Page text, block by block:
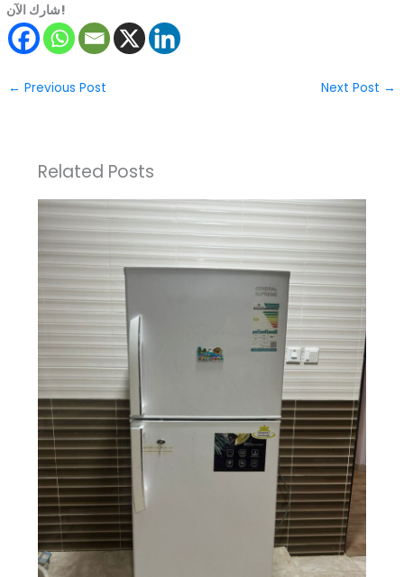
شارك الآن!
← Previous Post Next Post →
Related Posts